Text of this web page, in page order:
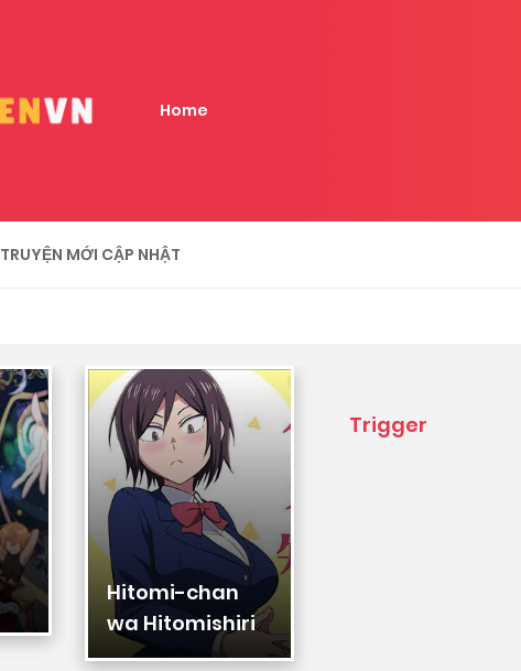
Home
TRUYỆN MỚI CẬP NHẬT
Hitomi-chan
wa Hitomishiri
Trigger